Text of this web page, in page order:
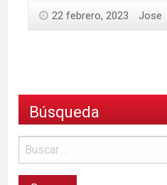
22 febrero, 2023 Jose
Búsqueda